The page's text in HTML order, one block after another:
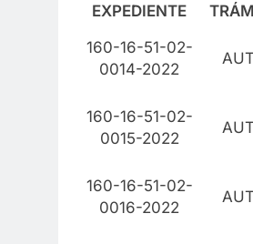
EXPEDIENTE
160-16-51-02-
0014-2022
160-16-51-02-
0015-2022
160-16-51-02-
0016-2022